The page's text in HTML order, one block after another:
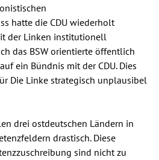
hatte die CDU wiederholt
der Linken institutionell
das BSW orientierte öffentlich
ein Bündnis mit der CDU. Dies
Die Linke strategisch unplausibel
drei ostdeutschen Ländern in
drastisch. Diese
sind nicht zu